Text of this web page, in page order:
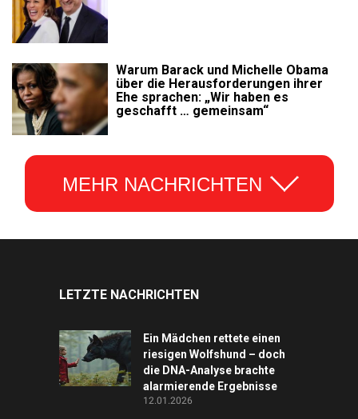
Warum Barack und Michelle Obama
über die Herausforderungen ihrer
Ehe sprachen: „Wir haben es
geschafft … gemeinsam“
MEHR NACHRICHTEN
LETZTE NACHRICHTEN
Ein Mädchen rettete einen
riesigen Wolfshund – doch
die DNA-Analyse brachte
alarmierende Ergebnisse
12.01.2026